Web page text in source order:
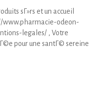
sГ»rs et un accueil
www.pharmacie-odeon-
legales/ , Votre
pour une santГ© sereine